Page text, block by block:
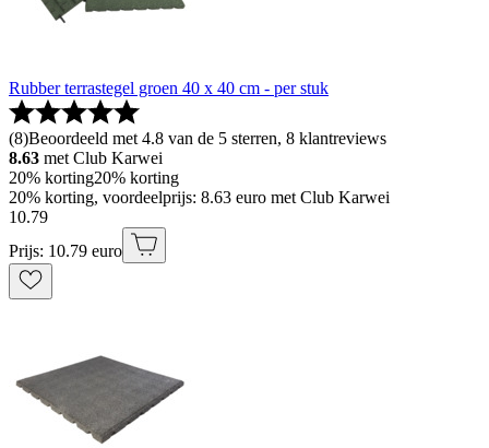
Rubber terrastegel groen 40 x 40 cm - per stuk
(8)Beoordeeld met 4.8 van de 5 sterren, 8 klantreviews
8.63 met Club Karwei
20% korting20% korting
20% korting, voordeelprijs: 8.63 euro met Club Karwei
10.79
Prijs: 10.79 euro